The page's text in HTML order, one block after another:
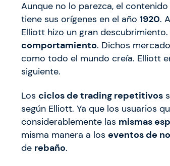
Aunque no lo parezca, el
tiene sus orígenes en el año 1920.
Elliott hizo un gran
comportamiento. Dichos
como todo el mundo creía. Elliott
siguiente.
Los ciclos de trading repetitivos
según Elliott. Ya que los usuarios
considerablemente las mismas
misma manera a los eventos de
de rebaño.